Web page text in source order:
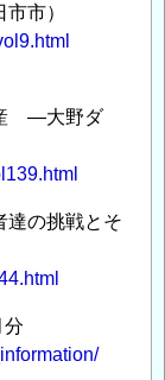
市）
―大野ダ
の挑戦とそ